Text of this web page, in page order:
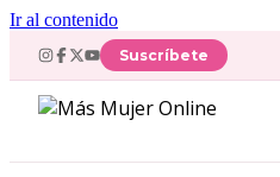
Ir al contenido
Suscríbete